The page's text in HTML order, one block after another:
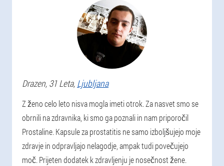
Drazen, 31 Leta, Ljubljana
Z ženo celo leto nisva mogla imeti otrok. Za nasvet smo se
obrnili na zdravnika, ki smo ga poznali in nam priporočil
Prostaline. Kapsule za prostatitis ne samo izboljšujejo moje
zdravje in odpravljajo nelagodje, ampak tudi povečujejo
moč. Prijeten dodatek k zdravljenju je nosečnost žene.